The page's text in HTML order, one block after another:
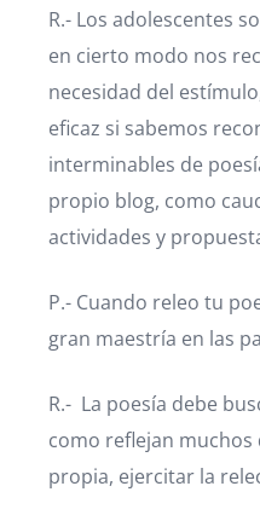
R.- Los adolescentes
en cierto modo nos
necesidad del
eficaz si sabemos
interminables de
propio blog, como
actividades y
P.- Cuando releo tu
gran maestría en las
R.- La poesía debe
como reflejan
propia, ejercitar la